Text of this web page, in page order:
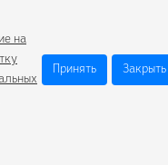
на
Принять Закрыть